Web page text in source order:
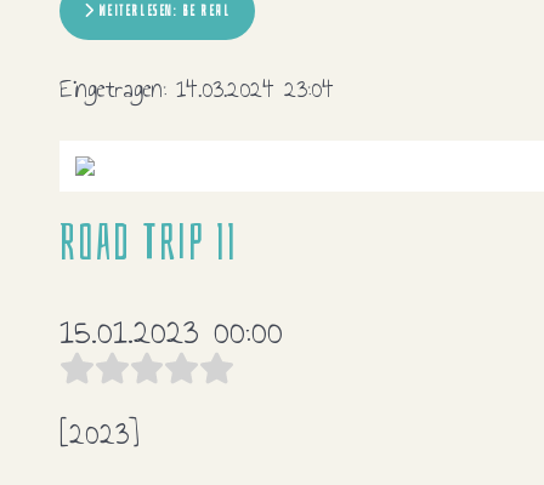
WEITERLESEN: BE REAL
Eingetragen: 14.03.2024 23:04
Road Trip II
15.01.2023 00:00
[2023]